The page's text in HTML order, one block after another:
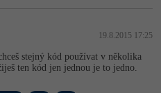
19.8.2015 17:25
stejný kód používat v několika
ten kód jen jednou je to jedno.